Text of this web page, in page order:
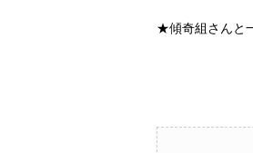
★傾奇組さんと